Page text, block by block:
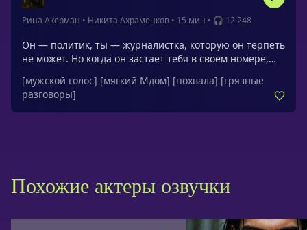
Рина Акерман • Никита Ахраменков • 15 мин • 🎧 12 248
Он — политик, ты — журналистка, которую он терпеть
не может. Но когда он застаёт тебя в своём номере,
что честный разговор о власти и желаниях рушит все
границыОбращения: детка, моя девочка, хорошая
девочка, умничка, моя госпожа, моя принцесса,
[мужской голос] [мягкий Мдом] [похвала] [грязные
разговоры]
Похожие актеры озвучки